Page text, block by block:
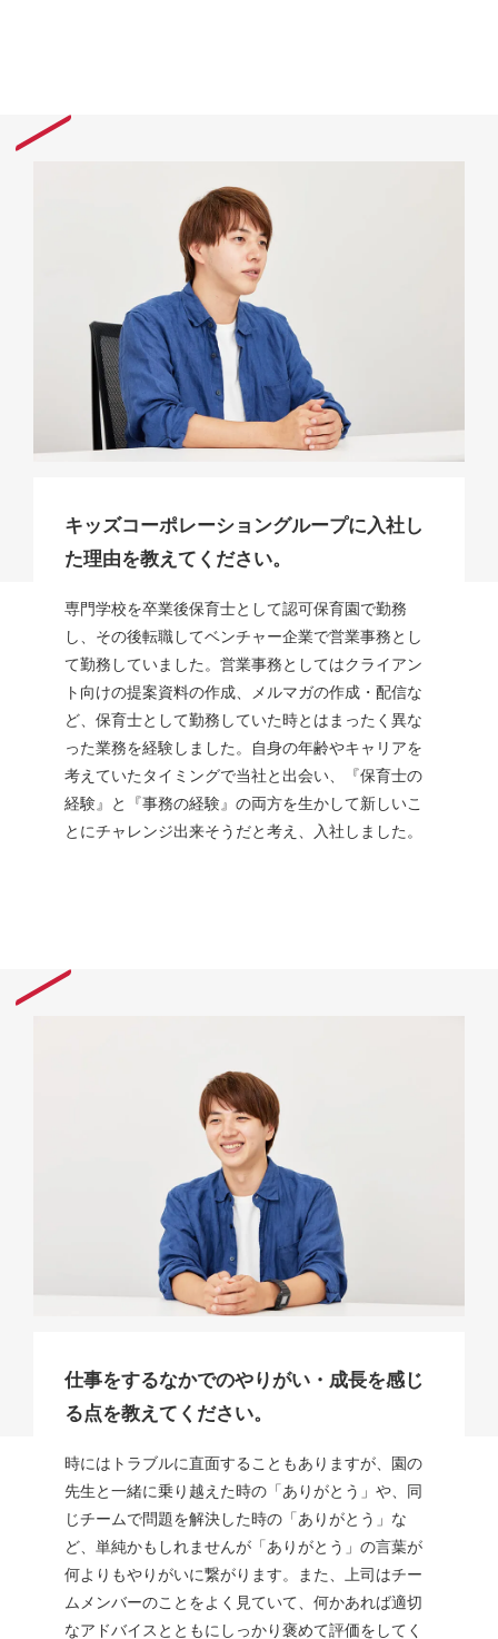
キッズコーポレーショングループに入社し
た理由を教えてください。
専門学校を卒業後保育士として認可保育園で勤務
し、その後転職してベンチャー企業で営業事務とし
て勤務していました。営業事務としてはクライアン
ト向けの提案資料の作成、メルマガの作成・配信な
ど、保育士として勤務していた時とはまったく異な
った業務を経験しました。自身の年齢やキャリアを
考えていたタイミングで当社と出会い、『保育士の
経験』と『事務の経験』の両方を生かして新しいこ
とにチャレンジ出来そうだと考え、入社しました。
仕事をするなかでのやりがい・成長を感じ
る点を教えてください。
時にはトラブルに直面することもありますが、園の
先生と一緒に乗り越えた時の「ありがとう」や、同
じチームで問題を解決した時の「ありがとう」な
ど、単純かもしれませんが「ありがとう」の言葉が
何よりもやりがいに繋がります。また、上司はチー
ムメンバーのことをよく見ていて、何かあれば適切
なアドバイスとともにしっかり褒めて評価をしてく